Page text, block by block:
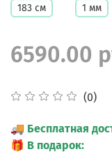
(0)
183 см 1 мм
6590.00
🚚 Бесплатная
🎁 В подарок: